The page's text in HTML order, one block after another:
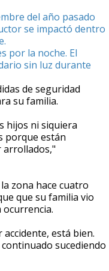
del año pasado
se impactó dentro
por la noche. El
sin luz durante
de seguridad
su familia.
hijos ni siquiera
porque están
arrollados,"
zona hace cuatro
que su familia vio
ocurrencia.
está bien.
sucediendo